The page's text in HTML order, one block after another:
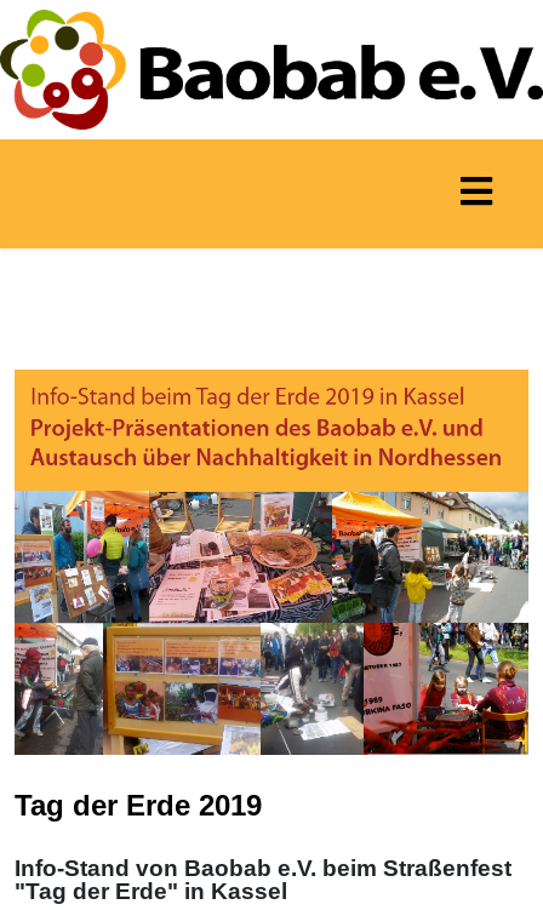
Tag der Erde 2019
Info-Stand von Baobab e.V. beim Straßenfest
"Tag der Erde" in Kassel